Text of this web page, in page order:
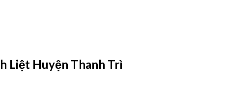
Liệt Huyện Thanh Trì